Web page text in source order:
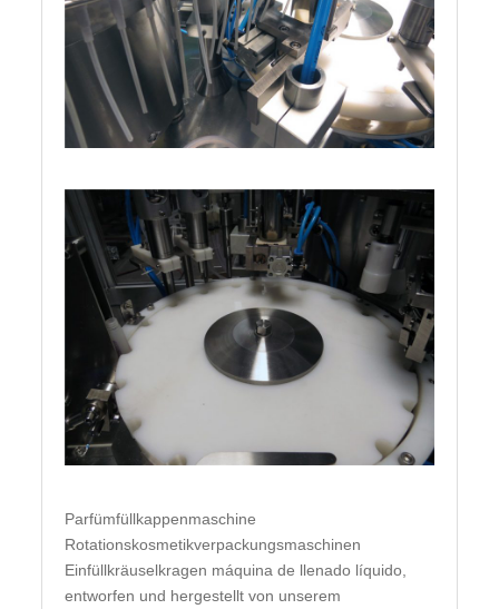
Parfümfüllkappenmaschine
Rotationskosmetikverpackungsmaschinen
Einfüllkräuselkragen máquina de llenado líquido,
entworfen und hergestellt von unserem